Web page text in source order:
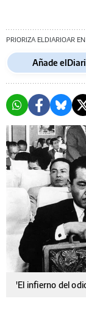
PRIORIZA ELDIARIOAR
Añade
'El infierno del